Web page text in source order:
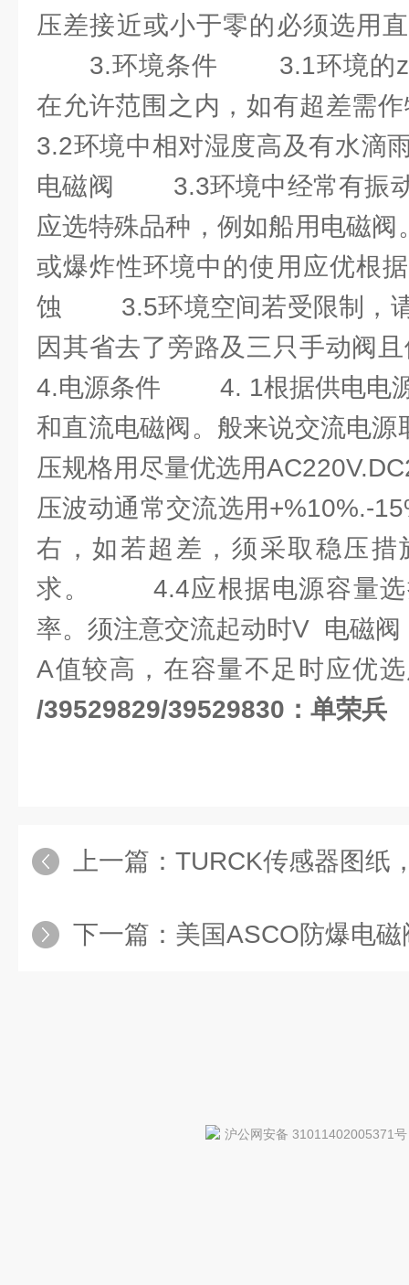
压差接近或小于零的必须选用
3.环境条件 3.1环境的zui
在允许范围之内，如有超差
3.2环境中相对湿度高及有水滴
电磁阀 3.3环境中经常有振动
应选特殊品种，例如船用电
或爆炸性环境中的使用应优根
蚀 3.5环境空间若受限制，请
因其省去了旁路及三只手动
4.电源条件 4. 1根据供电电源
和直流电磁阀。般来说交流
压规格用尽量优选用
压波动通常交流选用+%10%.-
右，如若超差，须采取稳压措
求。 4.4应根据电源容量选
率。须注意交流起动时V 电磁阀
A值较高，在容量不足时应优
/39529829/39529830：单荣兵
上一篇： TURCK传感器图纸，TURCK传感器选
下一篇： 美国ASCO防爆电磁阀，美国
沪公网安备 31011402005371号